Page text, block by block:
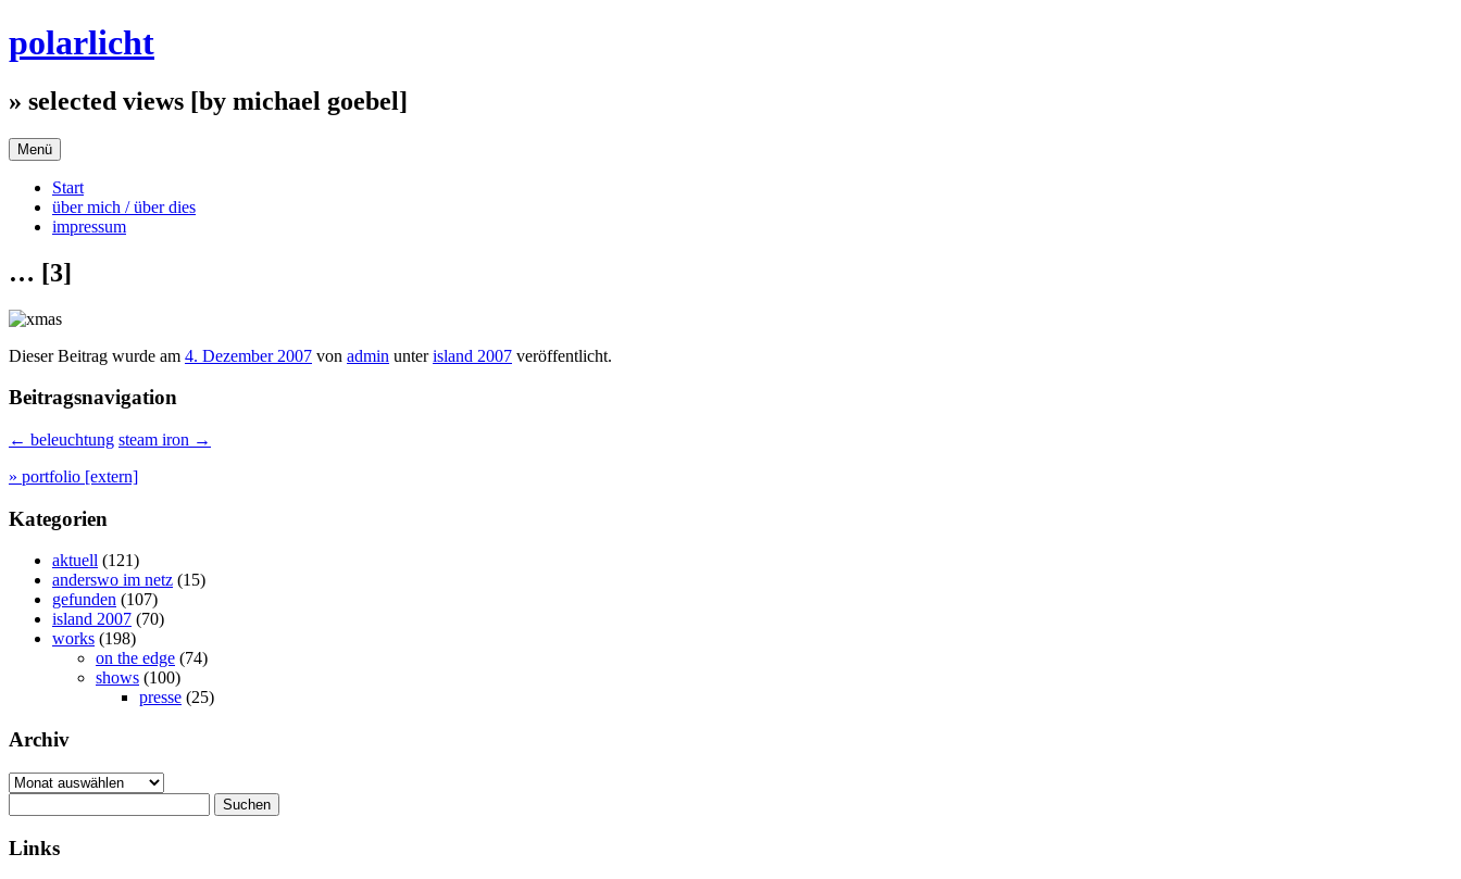
Inhalt
polarlicht
» selected views [by michael goebel]
Menü
Start
über mich / über dies
impressum
… [3]
Dieser Beitrag wurde am 4. Dezember 2007 von admin unterisland 2007 veröffentlicht.
Beitragsnavigation
← beleuchtung steam iron →
» portfolio [extern]
Kategorien
aktuell (121)
anderswo im netz (15)
gefunden (107)
island 2007 (70)
works (198)
on the edge (74)
shows (100)
presse (25)
Archiv
Archiv
nach:
Links